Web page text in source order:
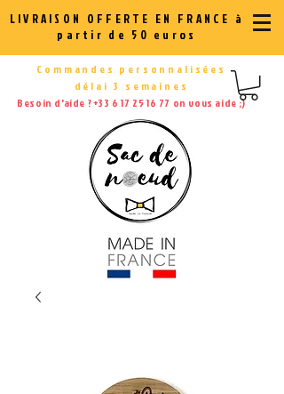
LIVRAISON OFFERTE EN FRANCE à
partir de 50 euros
Commandes personnalisées
délai 3 semaines
Besoin d'aide ?+33 6 17 25 16 77 on vous aide ;)